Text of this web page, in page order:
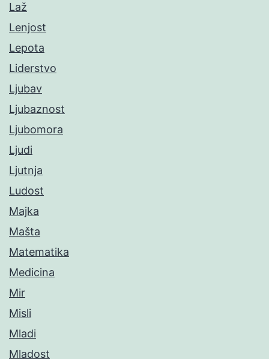
Laž
Lenjost
Lepota
Liderstvo
Ljubav
Ljubaznost
Ljubomora
Ljudi
Ljutnja
Ludost
Majka
Mašta
Matematika
Medicina
Mir
Misli
Mladi
Mladost